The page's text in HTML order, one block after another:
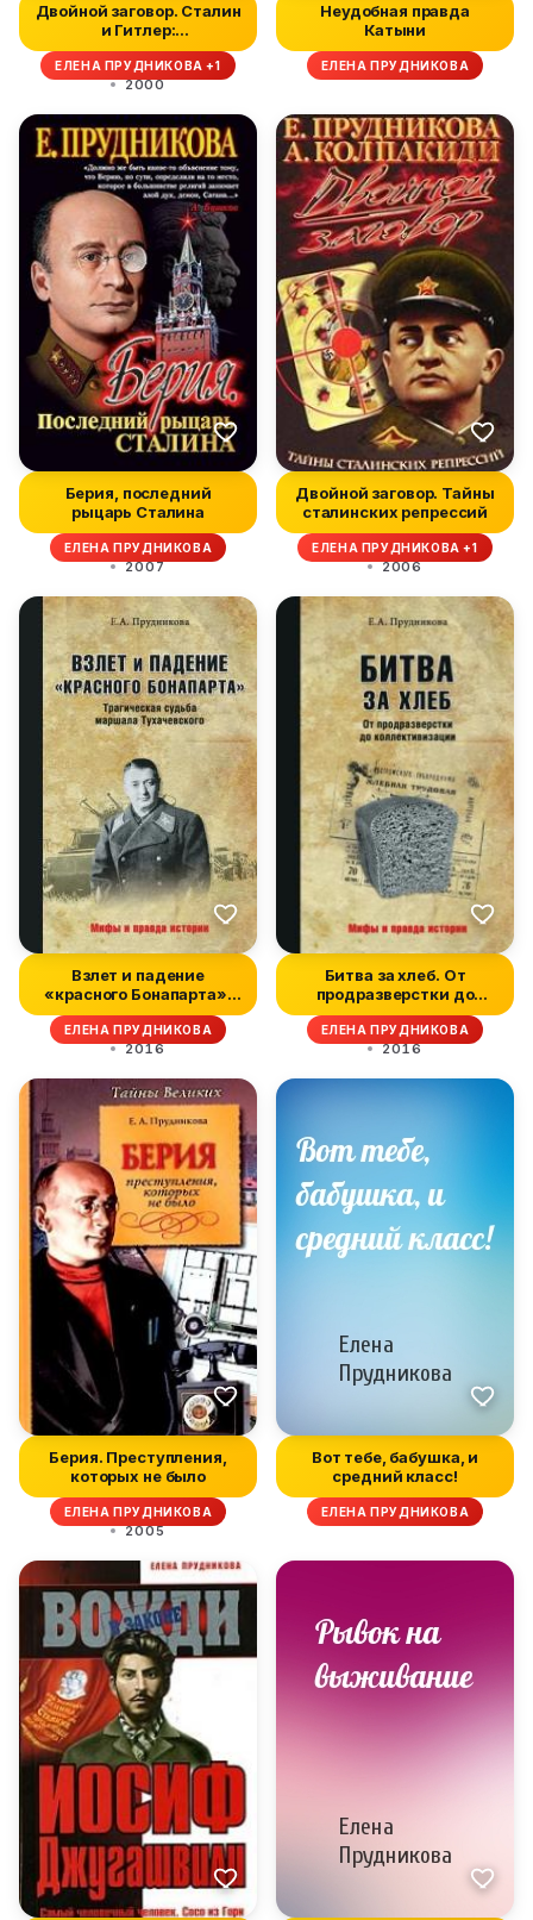
Двойной заговор. Сталин
и Гитлер:
Несостоявшиеся п...
ЕЛЕНА ПРУДНИКОВА +1
2000
Неудобная правда
Катыни
ЕЛЕНА ПРУДНИКОВА
Берия, последний
рыцарь Сталина
ЕЛЕНА ПРУДНИКОВА
2007
Двойной заговор. Тайны
сталинских репрессий
ЕЛЕНА ПРУДНИКОВА +1
2006
Взлет и падение
«красного Бонапарта».
Трагическая...
ЕЛЕНА ПРУДНИКОВА
2016
Битва за хлеб. От
продразверстки до
коллективизаци...
ЕЛЕНА ПРУДНИКОВА
2016
Берия. Преступления,
которых не было
ЕЛЕНА ПРУДНИКОВА
2005
Вот тебе, бабушка, и
средний класс!
ЕЛЕНА ПРУДНИКОВА